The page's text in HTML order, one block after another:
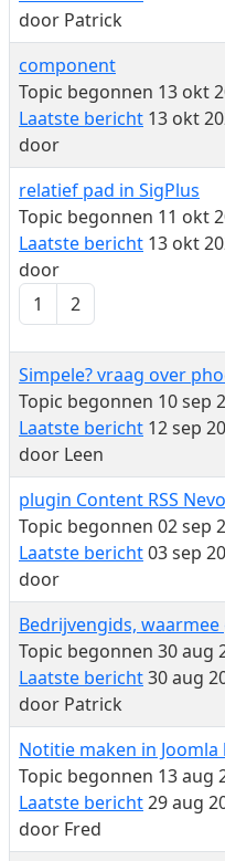
door Patrick
component
Topic begonnen 13 okt
Laatste bericht 13 okt
door
relatief pad in SigPlus
Topic begonnen 11 okt
Laatste bericht 13 okt
door
1
2
Simpele? vraag over
Topic begonnen 10 sep
Laatste bericht 12 sep
door Leen
plugin Content RSS
Topic begonnen 02 sep
Laatste bericht03 sep
door
Bedrijvengids, waarmee
Topic begonnen 30 aug
Laatste bericht30 aug
door Patrick
Notitie maken in Joomla
Topic begonnen 13 aug
Laatste bericht29 aug
door Fred